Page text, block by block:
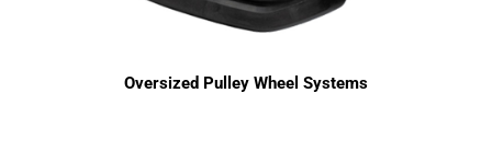
Oversized Pulley Wheel Systems